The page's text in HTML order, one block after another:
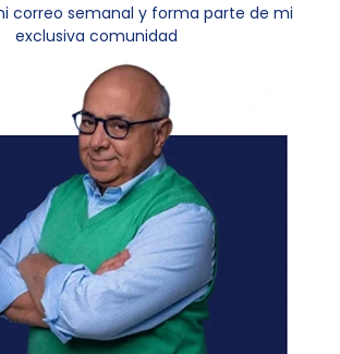
correo semanal y forma parte de mi
exclusiva comunidad